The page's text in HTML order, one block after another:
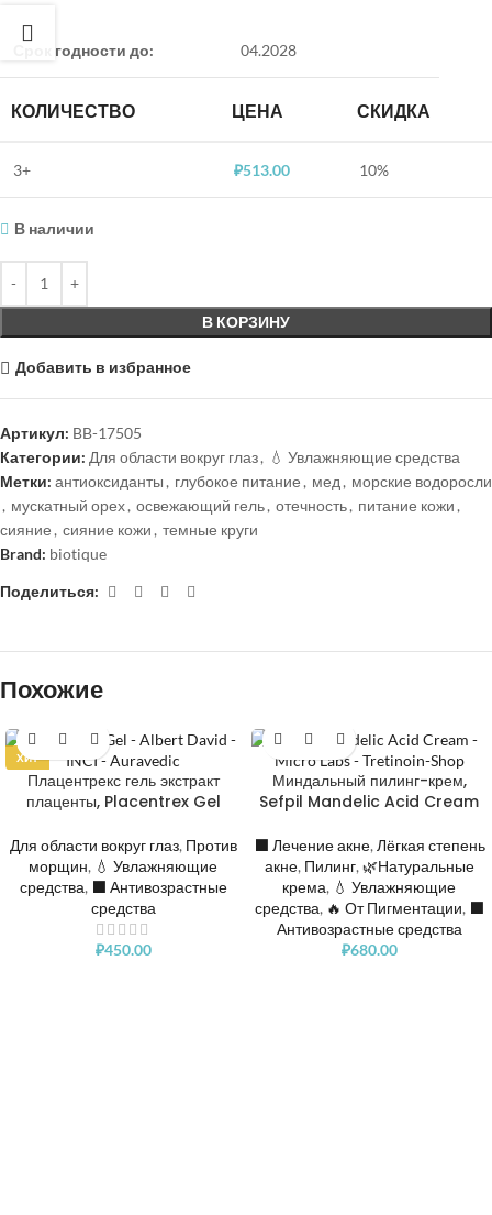
Срок годности до: 04.2028
КОЛИЧЕСТВО ЦЕНА СКИДКА
3+ ₽513.00 10%
В наличии
В КОРЗИНУ
Добавить в избранное
Артикул: BB-17505
Категории: Для области вокруг глаз, 💧 Увлажняющие средства
Метки: антиоксиданты , глубокое питание , мед , морские водоросли
, мускатный орех, освежающий гель, отечность, питание кожи ,
сияние , сияние кожи , темные круги
Brand: biotique
Поделиться:
Похожие
ХИТ
Плацентрекс гель экстракт
плаценты, Placentrex Gel
Для области вокруг глаз, Против
морщин, 💧 Увлажняющие
средства, ⬛️ Антивозрастные
средства
₽450.00
Миндальный пилинг-крем,
Sefpil Mandelic Acid Cream
⬛️ Лечение акне, Лёгкая степень
акне, Пилинг, 🌿Натуральные
крема, 💧 Увлажняющие
средства, 🔥 От Пигментации, ⬛️
Антивозрастные средства
₽680.00